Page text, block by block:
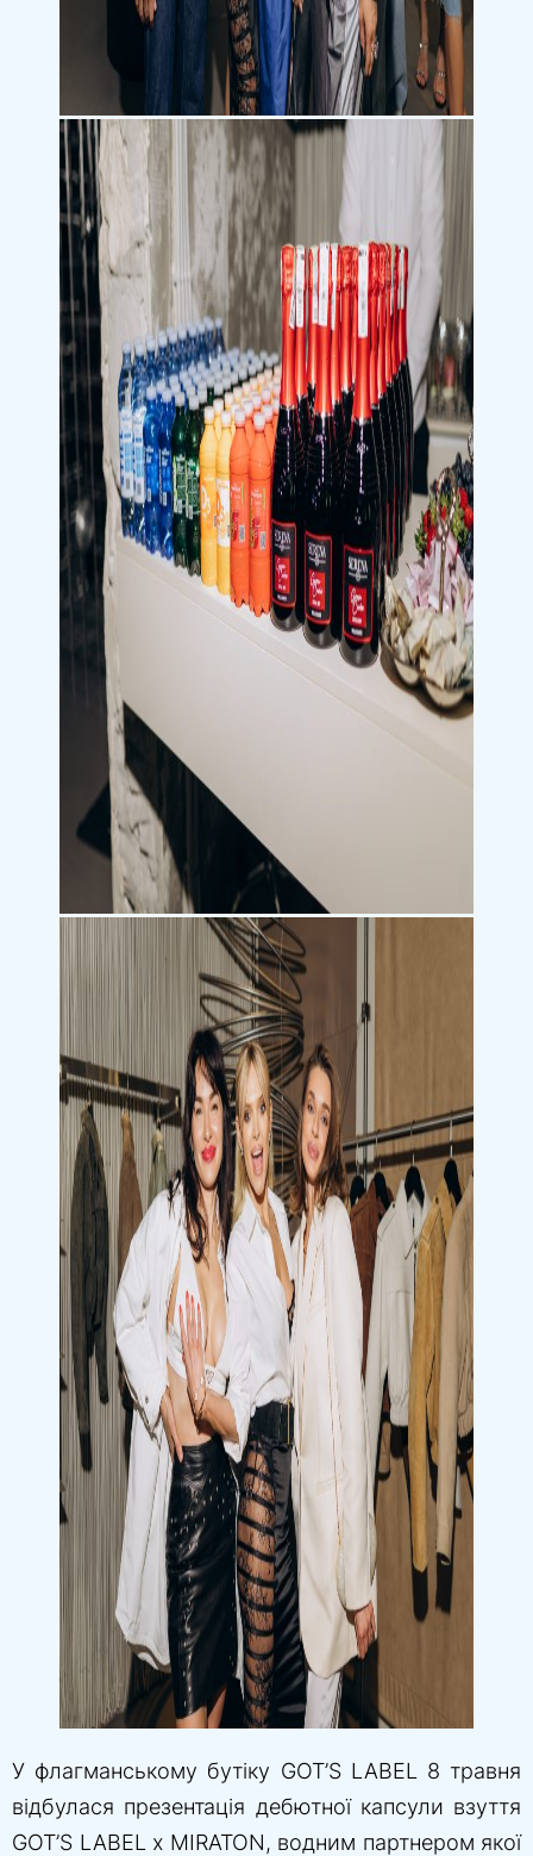
У флагманському бутіку GOT’S LABEL 8 травня
відбулася презентація дебютної капсули взуття
GOT’S LABEL x MIRATON, водним партнером якої